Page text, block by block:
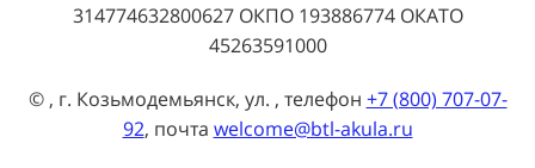
314774632800627 ОКПО 193886774 ОКАТО
45263591000
© , г. Козьмодемьянск, ул. , телефон +7 (800) 707-07-
92, почта welcome@btl-akula.ru